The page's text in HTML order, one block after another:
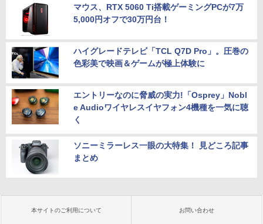
マウス、RTX 5060 Ti搭載ゲーミングPCが7万
5,000円オフで30万円台！
ハイグレードテレビ「TCL Q7D Pro」。圧巻の
色彩美で映画＆ゲームが極上体験に
エントリーなのに脅威の実力!「Osprey」Nobl
e Audioワイヤレスイヤフォン4機種を一気に聴
く
ソニーミラーレス一眼の大特集！ 見どころ記事
まとめ
本サイトのご利用について お問い合わせ